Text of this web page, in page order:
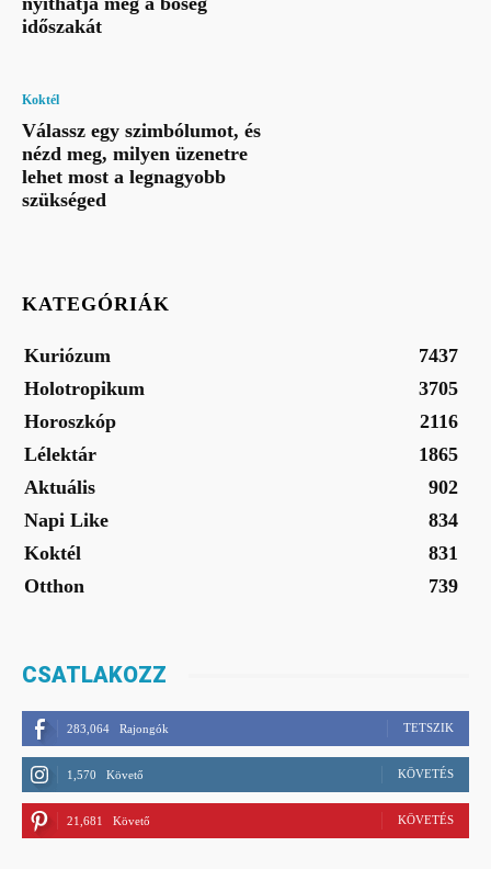
időszakát
Koktél
Válassz egy szimbólumot, és
nézd meg, milyen üzenetre
lehet most a legnagyobb
szükséged
KATEGÓRIÁK
Kuriózum
7437
Holotropikum
3705
Horoszkóp
2116
Lélektár
1865
Aktuális
902
Napi Like
834
Koktél
831
Otthon
739
CSATLAKOZZ
283,064 Rajongók TETSZIK
1,570 Követő KÖVETÉS
21,681 Követő KÖVETÉS